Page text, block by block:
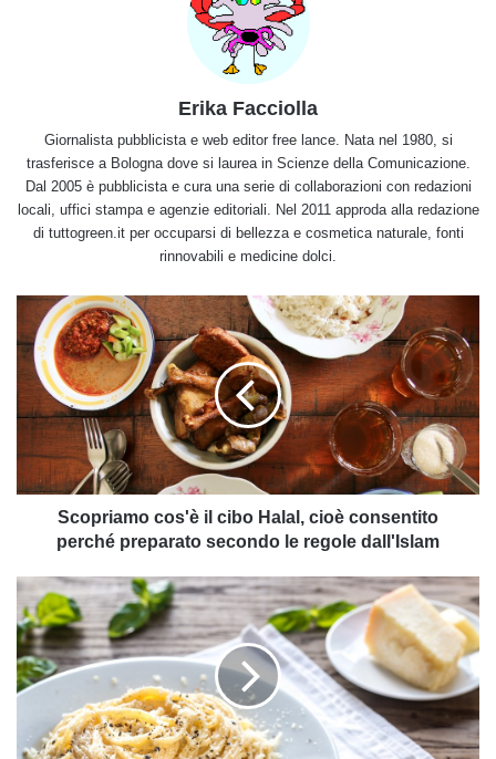
Erika Facciolla
Giornalista pubblicista e web editor free lance. Nata nel 1980, si
trasferisce a Bologna dove si laurea in Scienze della Comunicazione.
Dal 2005 è pubblicista e cura una serie di collaborazioni con redazioni
locali, uffici stampa e agenzie editoriali. Nel 2011 approda alla redazione
di tuttogreen.it per occuparsi di bellezza e cosmetica naturale, fonti
rinnovabili e medicine dolci.
Scopriamo
cos'è
il
cibo
Halal,
cioè
consentito
perché
preparato
secondo
dall'Islam
Scopriamo cos'è il cibo Halal, cioè consentito
perché preparato secondo le regole dall'Islam
Per
sapere
tutto
sul
pepe,
sui
utilizzi